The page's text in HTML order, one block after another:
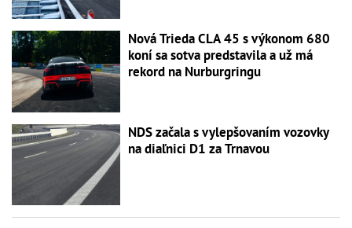
Nová Trieda CLA 45 s výkonom 680
koní sa sotva predstavila a už má
rekord na Nurburgringu
NDS začala s vylepšovaním vozovky
na diaľnici D1 za Trnavou